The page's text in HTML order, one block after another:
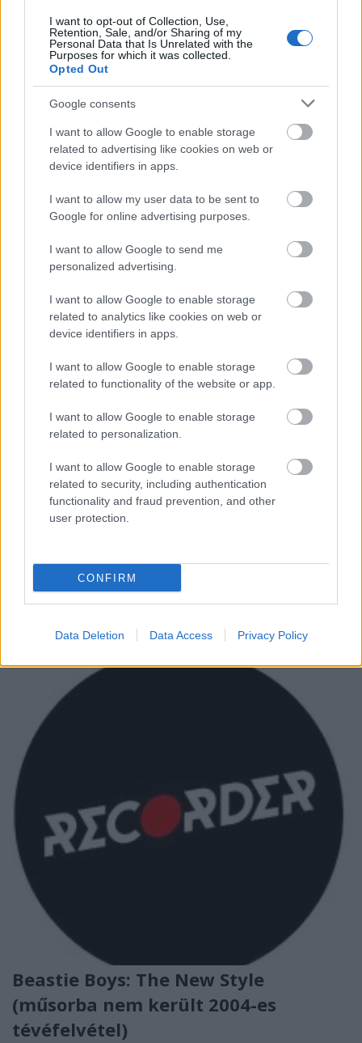
I want to opt-out of Collection, Use,
Retention, Sale, and/or Sharing of my
Personal Data that Is Unrelated with the
Purposes for which it was collected.
Opted Out
Google consents
I want to allow Google to enable storage
related to advertising like cookies on web or
device identifiers in apps.
I want to allow my user data to be sent to
Google for online advertising purposes.
I want to allow Google to send me
personalized advertising.
I want to allow Google to enable storage
related to analytics like cookies on web or
device identifiers in apps.
I want to allow Google to enable storage
related to functionality of the website or app.
I want to allow Google to enable storage
related to personalization.
I want to allow Google to enable storage
related to security, including authentication
functionality and fraud prevention, and other
user protection.
CONFIRM
Data Deletion Data Access Privacy Policy
nevet viselte, az átnevezés…
A hét vírusvideója: a Sabotage című
Beastie Boys-klip gyerekekkel
újrajátszva
-recorder-•2012. május 15.
Oké, ez még nem futott be akkora internetes karriert,
mint a hős kis dobos hányása, a nyolcéves Juliet
részegen végigénekelt Bohemian Rhapsody vagy a
Black Keys-dalt játszó kanalas nagymama, de tuti,
hogy be fog. A Beastie Boys elhunyt…
Beastie Boys: The New Style
(műsorba nem került 2004-es
tévéfelvétel)